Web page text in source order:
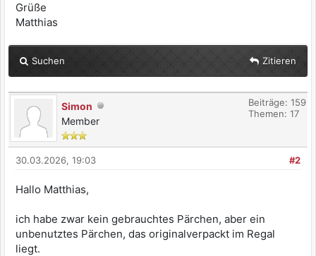
Grüße
Matthias
Suchen Zitieren
Simon
Member
Beiträge: 159
Themen: 17
#2
30.03.2026, 19:03
Hallo Matthias,
ich habe zwar kein gebrauchtes Pärchen, aber ein
unbenutztes Pärchen, das originalverpackt im Regal
liegt.